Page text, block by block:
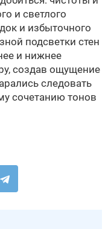
и светлого
и избыточного
подсветки стен
и нижнее
создав ощущение
следовать
сочетанию тонов